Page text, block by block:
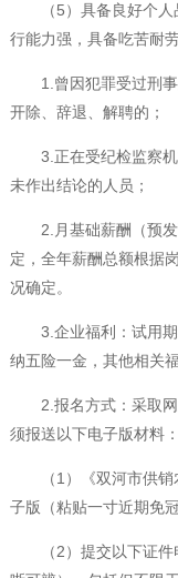
（5）具备良好个人
行能力强，具备吃苦耐
1.曾因犯罪受过刑事
开除、辞退、解聘的；
3.正在受纪检监察机
未作出结论的人员；
2.月基础薪酬（预发
定，全年薪酬总额根据
况确定。
3.企业福利：试用期
纳五险一金，其他相关
2.报名方式：采取网
须报送以下电子版材料：
（1）《双河市供销
子版（粘贴一寸近期免
（2）提交以下证件